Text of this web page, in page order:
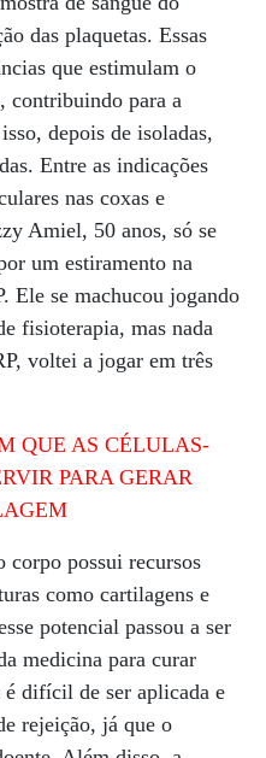
das plaquetas. Essas
que estimulam o
contribuindo para a
depois de isoladas,
Entre as indicações
nas coxas e
Amiel, 50 anos, só se
um estiramento na
Ele se machucou jogando
fisioterapia, mas nada
voltei a jogar em três
QUE AS CÉLULAS-
PARA GERAR
corpo possui recursos
como cartilagens e
potencial passou a ser
medicina para curar
difícil de ser aplicada e
rejeição, já que o